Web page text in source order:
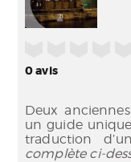
0avis
Deux
un guide
traduction
complète ci-